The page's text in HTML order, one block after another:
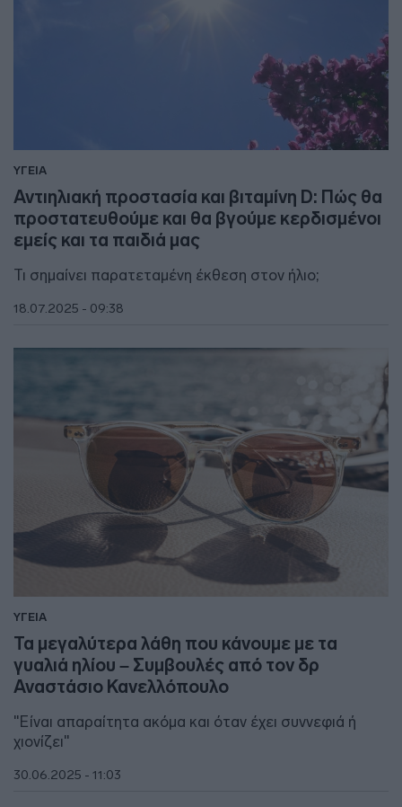
ΥΓΕΙΑ
Αντιηλιακή προστασία και βιταμίνη D: Πώς θα
προστατευθούμε και θα βγούμε κερδισμένοι
εμείς και τα παιδιά μας
Τι σημαίνει παρατεταμένη έκθεση στον ήλιο;
18.07.2025 - 09:38
ΥΓΕΙΑ
Τα μεγαλύτερα λάθη που κάνουμε με τα
γυαλιά ηλίου – Συμβουλές από τον δρ
Αναστάσιο Κανελλόπουλο
"Είναι απαραίτητα ακόμα και όταν έχει συννεφιά ή
χιονίζει"
30.06.2025 - 11:03